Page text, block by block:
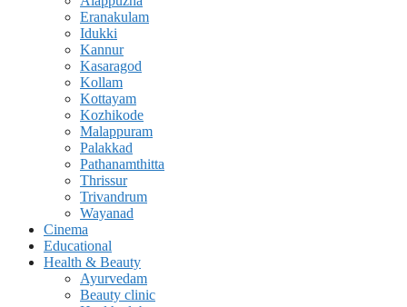
Eranakulam
Idukki
Kannur
Kasaragod
Kollam
Kottayam
Kozhikode
Malappuram
Palakkad
Pathanamthitta
Thrissur
Trivandrum
Wayanad
Cinema
Educational
Health & Beauty
Ayurvedam
Beauty clinic